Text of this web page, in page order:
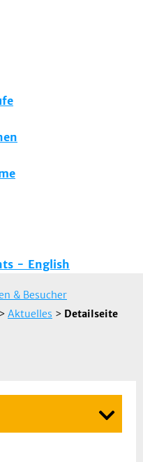
- English
& Besucher
> Aktuelles > Detailseite